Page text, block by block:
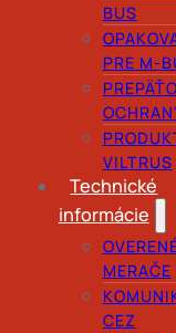
BUS
PRE M-
VILTRUS
Technické
informácie
MERAČE
CEZ